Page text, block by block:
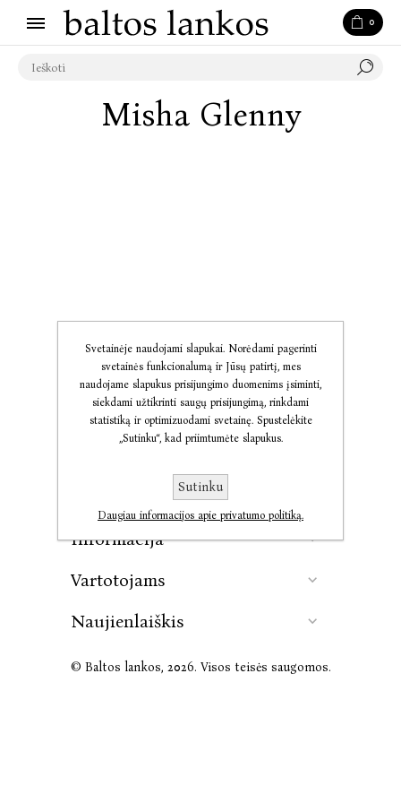
0
Misha Glenny
Informacija
Vartotojams
Naujienlaiškis
© Baltos lankos, 2026. Visos teisės saugomos.
Svetainėje naudojami slapukai. Norėdami pagerinti
svetainės funkcionalumą ir Jūsų patirtį, mes
naudojame slapukus prisijungimo duomenims įsiminti,
siekdami užtikrinti saugų prisijungimą, rinkdami
statistiką ir optimizuodami svetainę. Spustelėkite
„Sutinku“, kad priimtumėte slapukus.
Sutinku
Daugiau informacijos apie privatumo politiką.